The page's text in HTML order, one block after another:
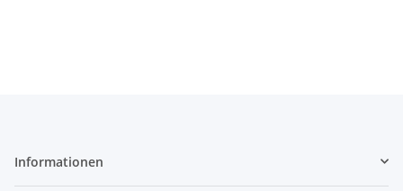
Informationen